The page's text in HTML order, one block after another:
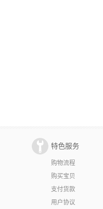
特色服务
购物流程
购买宝贝
支付货款
用户协议